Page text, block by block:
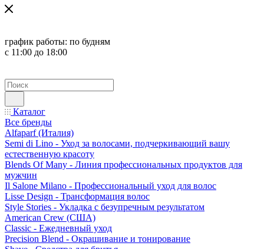
график работы: по будням
с 11:00 до 18:00
Каталог
Все бренды
Alfaparf (Италия)
Semi di Lino - Уход за волосами, подчеркивающий вашу
естественную красоту
Blends Of Many - Линия профессиональных продуктов для
мужчин
Il Salone Milano - Профессиональный уход для волос
Lisse Design - Трансформация волос
Style Stories - Укладка с безупречным результатом
American Crew (США)
Classic - Ежедневный уход
Precision Blend - Окрашивание и тонирование